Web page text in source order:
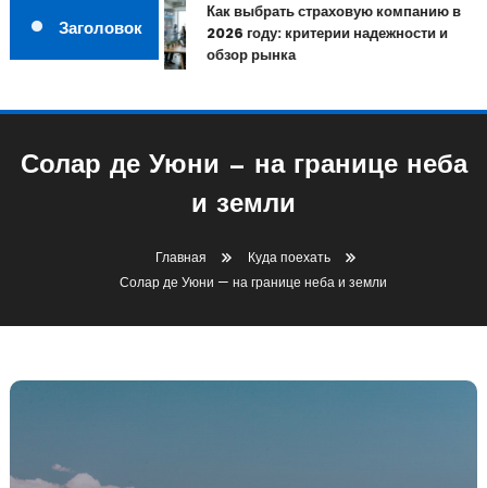
Заголовок
Как выбрать страховую компанию в
2026 году: критерии надежности и
обзор рынка
Солар де Уюни — на границе неба
и земли
Главная
Куда поехать
Солар де Уюни — на границе неба и земли